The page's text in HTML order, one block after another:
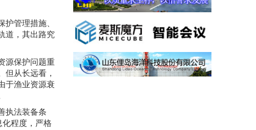
管理措施、
道，其出路究
源保护问题重
从长远看，
于渔业资源衰
执法装备条
程度，严格